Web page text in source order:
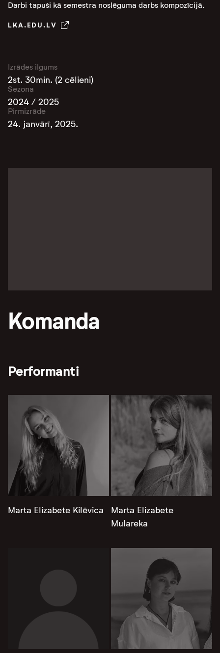
Darbi tapuši kā semestra noslēguma darbs kompozīcijā.
LKA.EDU.LV
Izrādes ilgums
2st. 30min. (2 cēlieni)
Sezona
2024 / 2025
Pirmizrāde
24. janvārī, 2025.
Komanda
Performanti
Marta Elizabete Kilēvica
Marta Elizabete
Mulareka